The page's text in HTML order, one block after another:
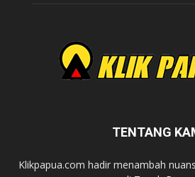
TENTANG
Klikpapua.com hadir menambah